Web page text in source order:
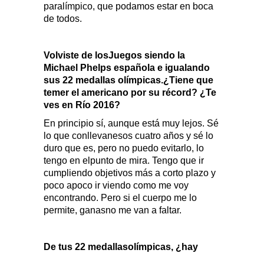
paralímpico, que podamos estar en boca
de todos.
Volviste de losJuegos siendo la
Michael Phelps española e igualando
sus 22 medallas olímpicas.¿Tiene que
temer el americano por su récord? ¿Te
ves en Río 2016?
En principio sí, aunque está muy lejos. Sé
lo que conllevanesos cuatro años y sé lo
duro que es, pero no puedo evitarlo, lo
tengo en elpunto de mira. Tengo que ir
cumpliendo objetivos más a corto plazo y
poco apoco ir viendo como me voy
encontrando. Pero si el cuerpo me lo
permite, ganasno me van a faltar.
De tus 22 medallasolímpicas, ¿hay